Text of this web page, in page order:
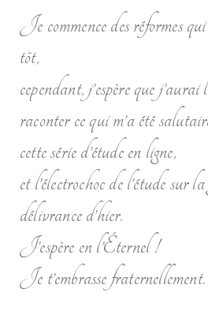
Je commence des réformes
tôt,
cependant, j’espère que j’aurai
raconter ce qui m’a été
cette série d’étude en ligne,
et l’électrochoc de l’étude sur
délivrance d’hier.
J’espère en l’Éternel !
Je t’embrasse fraternellement.